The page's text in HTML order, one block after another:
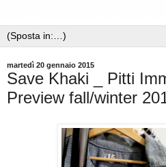
martedì 20 gennaio 2015
Save Khaki _ Pitti
Preview fall/winter